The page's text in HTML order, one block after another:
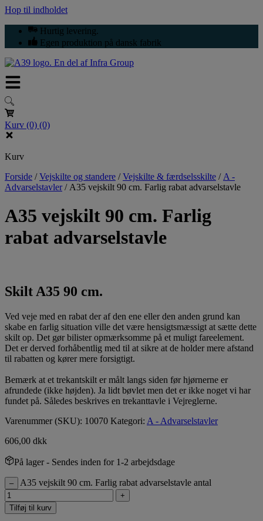
Hop til indholdet
Hurtig levering.
Egen produktion på dansk fabrik
Kurv (0) (0)
Kurv
Forside /Vejskilte og standere /Vejskilte & færdselsskilte / A -
Advarselstavler / A35 vejskilt 90 cm. Farlig rabat advarselstavle
A35 vejskilt 90 cm. Farlig
rabat advarselstavle
Skilt A35 90 cm.
Ved veje med en rabat der af den ene eller den anden grund kan
skabe en farlig situation ville det være hensigtsmæssigt at sætte dette
skilt op. Det gør bilister opmærksomme på et muligt fareelement.
Det er derved forhåbentlig med til at sikre at de holder mere afstand
til rabatten og kører mere forsigtigt.
Bemærk at et trekantskilt er målt langs siden før hjørnerne er
afrundede (ikke højden). Ja lidt bøvlet men det er ikke noget vi har
fundet på. Således beskrives en trekanttavle i Vejreglerne.
Varenummer (SKU): 10070 Kategori: A - Advarselstavler
606,00 dkk
På lager - Sendes inden for 1-2 arbejdsdage
– A35 vejskilt 90 cm. Farlig rabat advarselstavle antal
+
Tilføj til kurv